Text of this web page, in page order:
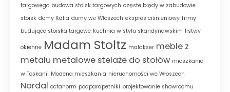
targowego budowa stoisk targowych częste błędy w zabudowie
stoisk domy Italia domy we Włoszech ekspres ciśnieniowy firmy
budujące stoiska targowe kuchnia w stylu skandynawskim listwy
okienne Madam Stoltz malakser meble z
metalu metalowe stelaże do stołów mieszkania
w Toskanii Modena mieszkania nieruchomości we Włoszech
Nordal octanorm podparapetniki projektowanie showroomu